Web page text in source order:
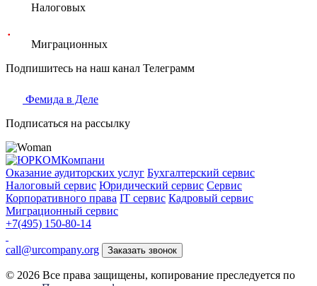
Налоговых
Миграционных
Подпишитесь на наш канал Телеграмм
Фемида в Деле
Подписаться на рассылку
Оказание аудиторских услуг Бухгалтерский сервис
Налоговый сервис Юридический сервис Сервис
Корпоративного права IT сервис Кадровый сервис
Миграционный сервис
+7(495) 150-80-14
call@urcompany.org Заказать звонок
© 2026 Все права защищены, копирование преследуется по